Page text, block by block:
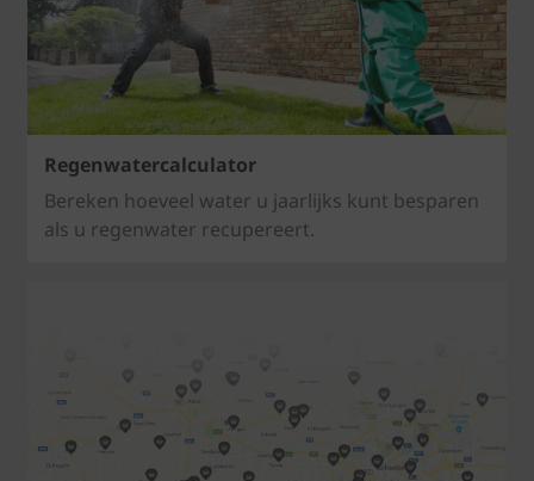
Regenwatercalculator
Bereken hoeveel water u jaarlijks kunt besparen
als u regenwater recupereert.